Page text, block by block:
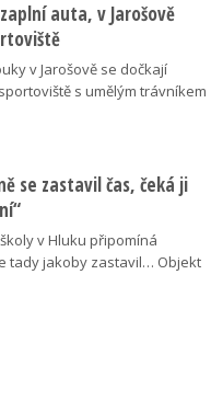
auta, v Jarošově
v Jarošově se dočkají
s umělým trávníkem
se zastavil čas, čeká ji
v Hluku připomíná
tady jakoby zastavil… Objekt